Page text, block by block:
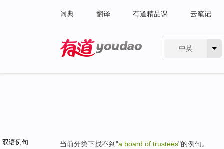
词典 翻译 有道精品课 云笔记
中英
双语例句 当前分类下找不到"a board of trustees"的例句。